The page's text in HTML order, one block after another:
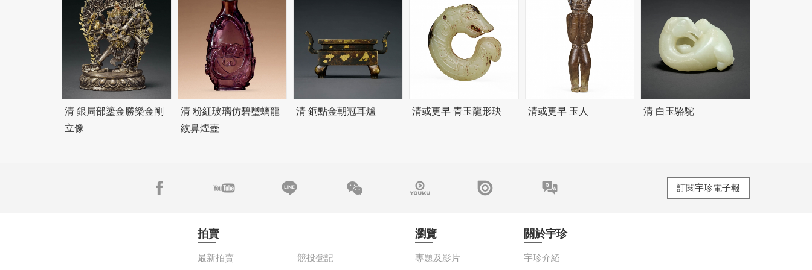
清 銀局部鎏金勝樂金剛
立像
清 粉紅玻璃仿碧璽螭龍
紋鼻煙壺
清 銅點金朝冠耳爐 清或更早 青玉龍形玦 清或更早 玉人 清 白玉駱駝
訂閱宇珍電子報
拍賣
最新拍賣 競投登記
瀏覽
專題及影片
關於宇珍
宇珍介紹